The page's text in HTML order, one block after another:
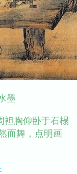
墨
袒胸仰卧于石榻
而舞，点明画